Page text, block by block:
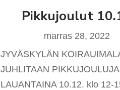
Pikkujoulut
marras 28, 2022
JYVÄSKYLÄN
JUHLITAAN PIKKUJOULUJA
LAUANTAINA 10.12. klo 12-